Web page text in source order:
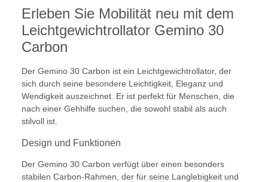
Erleben Sie Mobilität neu mit dem
Leichtgewichtrollator Gemino 30
Carbon
Der Gemino 30 Carbon ist ein Leichtgewichtrollator, der
sich durch seine besondere Leichtigkeit, Eleganz und
Wendigkeit auszeichnet. Er ist perfekt für Menschen, die
nach einer Gehhilfe suchen, die sowohl stabil als auch
stilvoll ist.
Design und Funktionen
Der Gemino 30 Carbon verfügt über einen besonders
stabilen Carbon-Rahmen, der für seine Langlebigkeit und